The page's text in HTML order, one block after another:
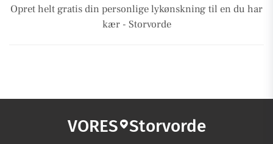
Opret helt gratis din personlige lykønskning til en du har
kær - Storvorde
VORES Storvorde